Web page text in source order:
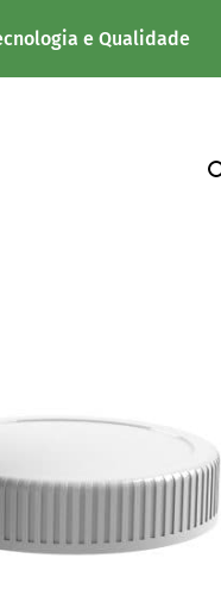
e Qualidade